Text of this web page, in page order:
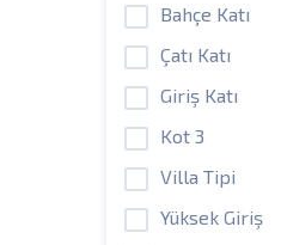
Bahçe Katı
Çatı Katı
Giriş Katı
Kot 3
Villa Tipi
Yüksek Giriş